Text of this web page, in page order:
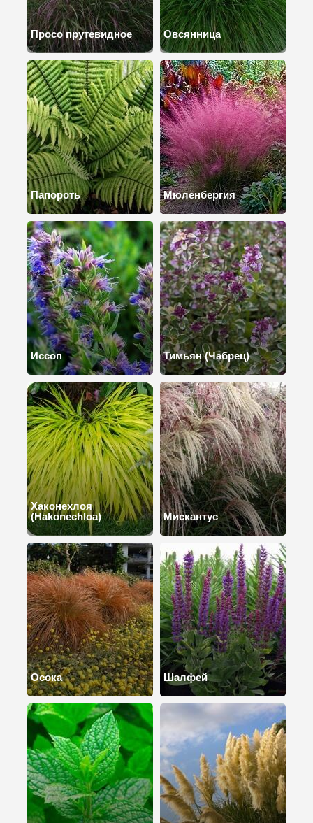
Просо прутевидное Овсянница
Папороть Мюленбергия
Иссоп Тимьян (Чабрец)
Хаконехлоя
(Hakonechloa)
Мискантус
Осока Шалфей